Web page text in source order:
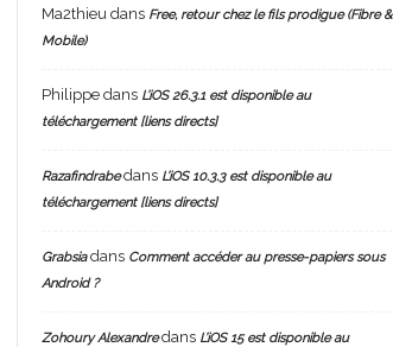
Ma2thieu dans Free, retour chez le fils prodigue (Fibre &
Mobile)
Philippedans L’iOS 26.3.1 est disponible au
téléchargement [liens directs]
Razafindrabedans L’iOS 10.3.3 est disponible au
téléchargement [liens directs]
Grabsiadans Comment accéder au presse-papiers sous
Android ?
Zohoury Alexandredans L’iOS 15 est disponible au